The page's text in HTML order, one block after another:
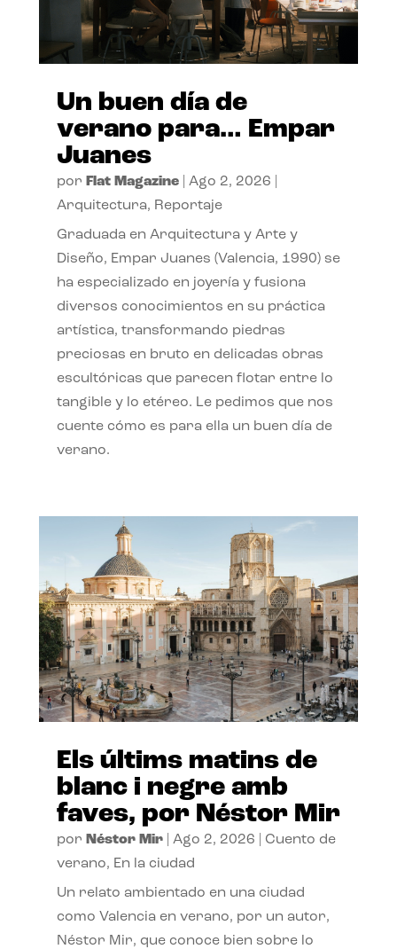
Un buen día de
verano para… Empar
Juanes
por Flat Magazine| Ago 2, 2026
Arquitectura, Reportaje
Graduada en Arquitectura y Arte y
Diseño, Empar Juanes (Valencia, 1990) se
ha especializado en joyería y fusiona
diversos conocimientos en su práctica
artística, transformando piedras
preciosas en bruto en delicadas obras
escultóricas que parecen flotar entre lo
tangible y lo etéreo. Le pedimos que nos
cuente cómo es para ella un buen día de
verano.
Els últims matins de
blanc i negre amb
faves, por Néstor Mir
por Néstor Mir| Ago 2, 2026
Cuento de
verano, En la ciudad
Un relato ambientado en una ciudad
como Valencia en verano, por un autor,
Néstor Mir, que conoce bien sobre lo